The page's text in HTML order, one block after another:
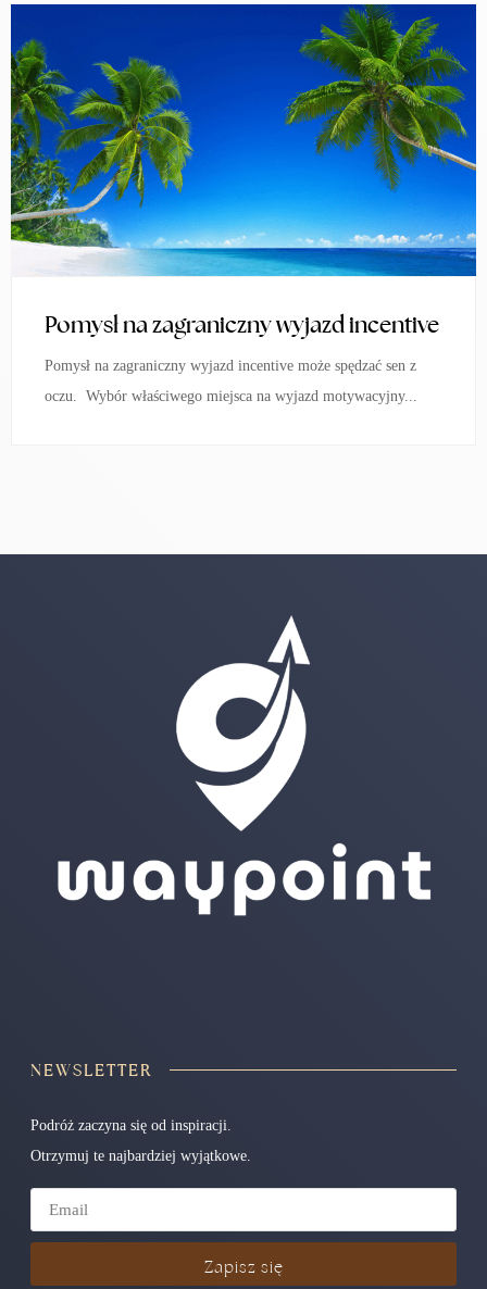
Pomysł na zagraniczny wyjazd incentive
Pomysł na zagraniczny wyjazd incentive może spędzać sen z
oczu. Wybór właściwego miejsca na wyjazd motywacyjny...
NEWSLETTER
Podróż zaczyna się od inspiracji.
Otrzymuj te najbardziej wyjątkowe.
Zapisz się